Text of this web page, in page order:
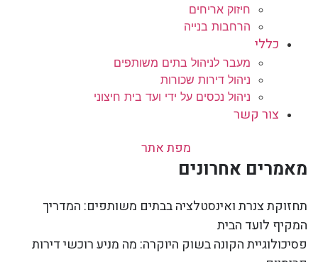
חיזוק אריחים
הרחבות בנייה
כללי
מעבר לניהול בתים משותפים
ניהול דירות שכורות
ניהול נכסים על ידי ועד בית חיצוני
צור קשר
מפת אתר
מאמרים אחרונים
תחזוקת צנרת ואינסטלציה בבתים משותפים: המדריך
המקיף לועד הבית
פסיכולוגיית הקונה בשוק היוקרה: מה מניע רוכשי דירות